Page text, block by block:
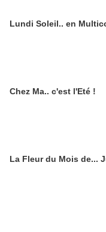
Lundi Soleil.. en
Chez Ma.. c'est l'Eté !
La Fleur du Mois de...